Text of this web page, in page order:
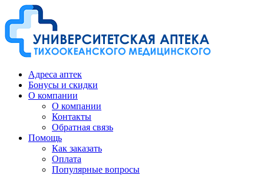
Адреса аптек
Бонусы и скидки
О компании
О компании
Контакты
Обратная связь
Помощь
Как заказать
Оплата
Популярные вопросы